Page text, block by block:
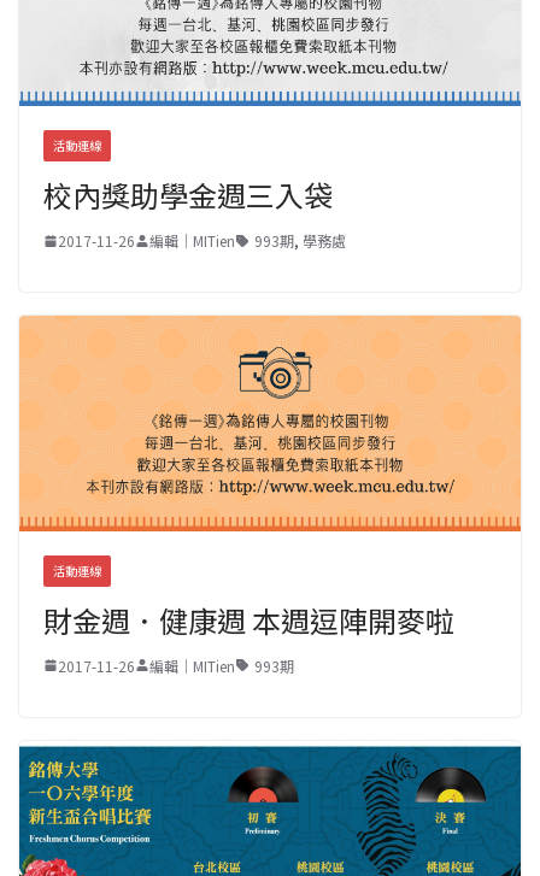
活動連線
校內獎助學金週三入袋
2017-11-26 編輯｜MITien 993期, 學務處
活動連線
財金週．健康週 本週逗陣開麥啦
2017-11-26 編輯｜MITien 993期